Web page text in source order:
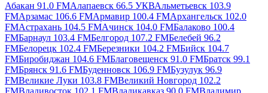
Абакан 91.0 FMАлапаевск 66.5 УКВАльметьевск 103.9
FMАрзамас 106.6 FMАрмавир 100.4 FMАрхангельск 102.0
FMАстрахань 104.5 FMАчинск 104.0 FMБалаково 100.4
FMБарнаул 103.4 FMБелгород 107.2 FMБелебей 96.2
FMБелорецк 102.4 FMБерезники 104.2 FMБийск 104.7
FMБиробиджан 104.6 FMБлаговещенск 91.0 FMБратск 99.1
FMБрянск 91.6 FMБуденновск 106.9 FMБузулук 96.9
FMВеликие Луки 103.8 FMВеликий Новгород 102.2